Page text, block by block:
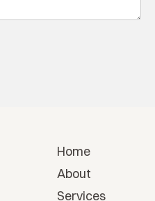
Home
About
Services